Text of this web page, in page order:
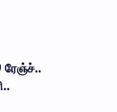
ரேஞ்ச்..